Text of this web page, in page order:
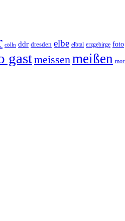
cölln ddr dresden elbe elbtal erzgebirge foto
gastmeissenmeißen